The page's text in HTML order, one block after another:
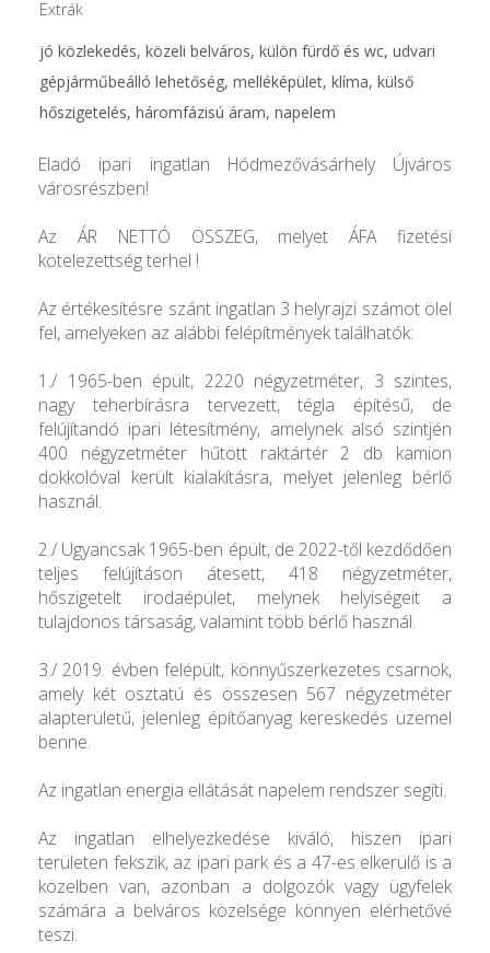
Extrák
jó közlekedés, közeli belváros, külön fürdő és wc, udvari
gépjárműbeálló lehetőség, melléképület, klíma, külső
hőszigetelés, háromfázisú áram, napelem
Eladó ipari ingatlan Hódmezővásárhely Újváros
városrészben!
Az ÁR NETTÓ ÖSSZEG, melyet ÁFA fizetési
kötelezettség terhel !
Az értékesítésre szánt ingatlan 3 helyrajzi számot ölel
fel, amelyeken az alábbi felépítmények találhatók:
1./ 1965-ben épült, 2220 négyzetméter, 3 szintes,
nagy teherbírásra tervezett, tégla építésű, de
felújítandó ipari létesítmény, amelynek alsó szintjén
400 négyzetméter hűtött raktártér 2 db kamion
dokkolóval került kialakításra, melyet jelenleg bérlő
használ.
2./ Ugyancsak 1965-ben épült, de 2022-től kezdődően
teljes felújításon átesett, 418 négyzetméter,
hőszigetelt irodaépület, melynek helyiségeit a
tulajdonos társaság, valamint több bérlő használ.
3./ 2019. évben felépült, könnyűszerkezetes csarnok,
amely két osztatú és összesen 567 négyzetméter
alapterületű, jelenleg építőanyag kereskedés üzemel
benne.
Az ingatlan energia ellátását napelem rendszer segíti.
Az ingatlan elhelyezkedése kiváló, hiszen ipari
területen fekszik, az ipari park és a 47-es elkerülő is a
közelben van, azonban a dolgozók vagy ügyfelek
számára a belváros közelsége könnyen elérhetővé
teszi.